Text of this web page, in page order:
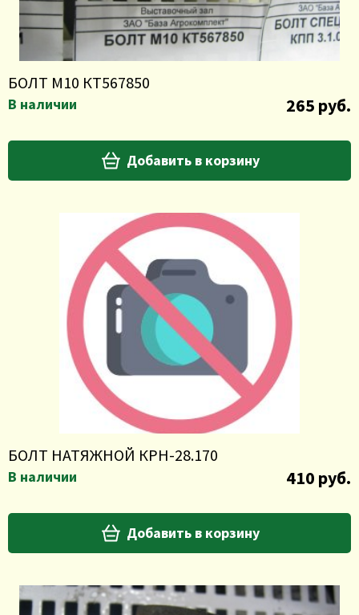
БОЛТ М10 КТ567850
В наличии 265 руб.
Добавить в корзину
БОЛТ НАТЯЖНОЙ КРН-28.170
В наличии 410 руб.
Добавить в корзину